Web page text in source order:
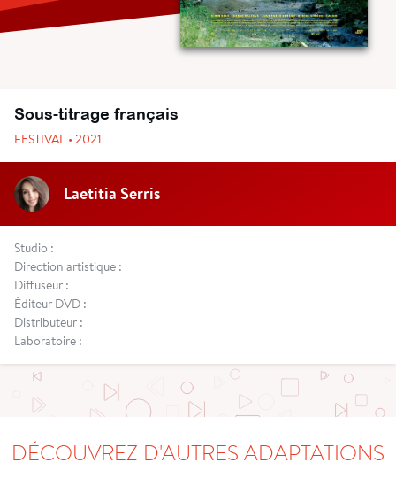
Sous-titrage français
FESTIVAL • 2021
Laetitia Serris
Studio :
Direction artistique :
Diffuseur :
Éditeur DVD :
Distributeur :
Laboratoire :
DÉCOUVREZ D'AUTRES ADAPTATIONS